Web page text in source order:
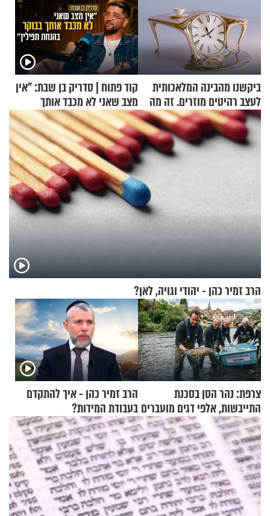
ביקשנו מהבינה המלאכותית
לעצב רהיטים מוזרים. זה מה
שיצא
קוד פתוח | סדריק בן שבת: "אין
מצב שאני לא מכבד אותך
בבוקר בהנחת תפילין"
הרב זמיר כהן - יהודי וגויה, לאן?
צרפת: נהר הסן בסכנת
התייבשות, אלפי דגים מועברים
במבצעי חילוץ
הרב זמיר כהן - איך להתקדם
בעבודת המידות?